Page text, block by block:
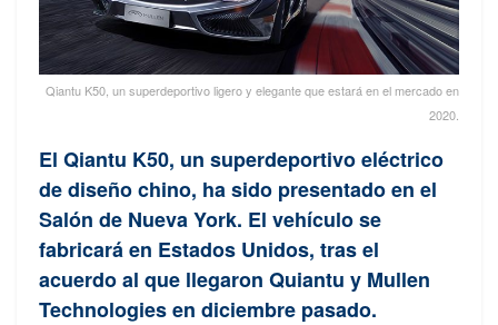
Qiantu K50, un superdeportivo ligero y elegante que estará en el mercado en
2020.
El Qiantu K50, un superdeportivo eléctrico
de diseño chino, ha sido presentado en el
Salón de Nueva York. El vehículo se
fabricará en Estados Unidos, tras el
acuerdo al que llegaron Quiantu y Mullen
Technologies en diciembre pasado.